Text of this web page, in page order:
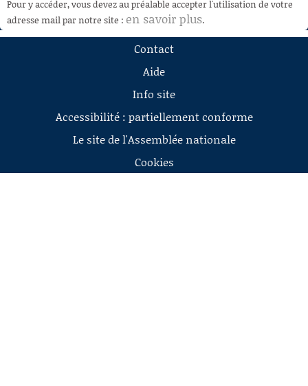
RECHERCHE
AIDE À LA DÉCOUPE
Pour y accéder, vous devez au préalable accepter l'utilisation de votre
adresse mail par notre site : en savoir plus.
Contact
Aide
Info site
Accessibilité : partiellement conforme
Le site de l'Assemblée nationale
Cookies